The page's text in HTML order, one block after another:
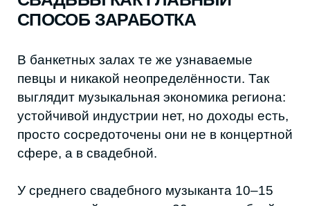
«У людей происходит слом шаблона:
каждым месяцем у нас появляется
больше желания делать на свадьбах
что-то необычное».
КАК ЖИВУТ МУЗЫКАНТЫ ВНЕ
СВАДЕБНОЙ ЭКОНОМИКИ
выглядит довольно просто. Можно играть